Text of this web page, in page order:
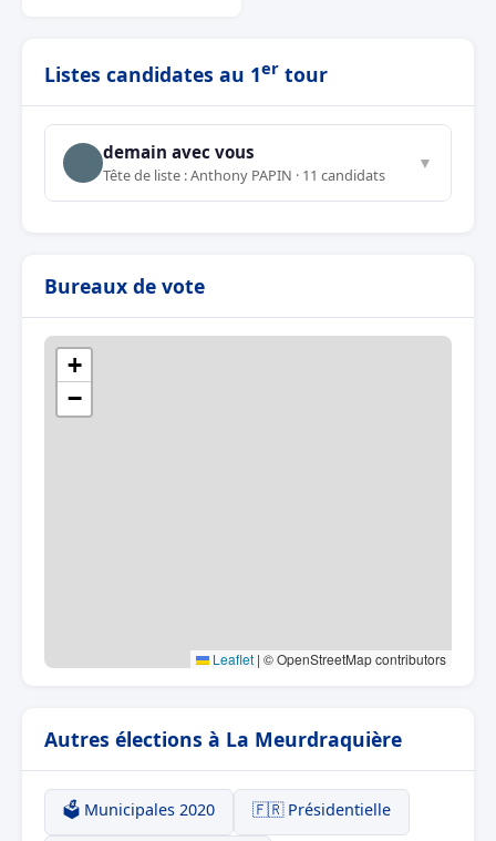
Listes candidates au 1er tour
demain avec vous
Tête de liste : Anthony PAPIN · 11 candidats
▼
Bureaux de vote
+
−
Leaflet | © OpenStreetMap contributors
Autres élections à La Meurdraquière
🗳️ Municipales 2020 🇫🇷 Présidentielle